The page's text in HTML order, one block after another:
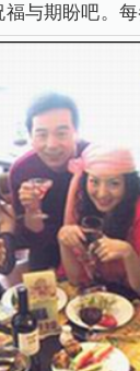
与期盼吧。